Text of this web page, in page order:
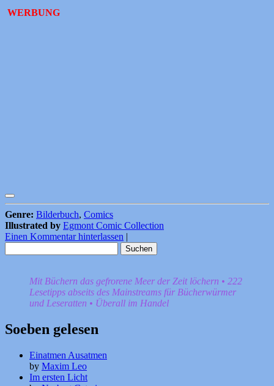
WERBUNG
Genre: Bilderbuch, Comics
Illustrated by Egmont Comic Collection
Einen Kommentar hinterlassen |
nach:
Mit Büchern das gefrorene Meer der Zeit löchern • 222
Lesetipps abseits des Mainstreams für Bücherwürmer
und Leseratten • Überall im Handel
Soeben gelesen
Einatmen Ausatmen
by Maxim Leo
Im ersten Licht